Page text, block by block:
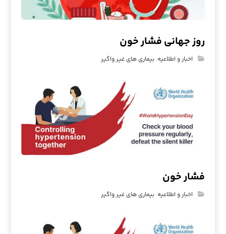
روز جهانی فشار خون
اخبار و اطلاعیه,بیماری های غیر واگیر
فشار خون
اخبار و اطلاعیه,بیماری های غیر واگیر